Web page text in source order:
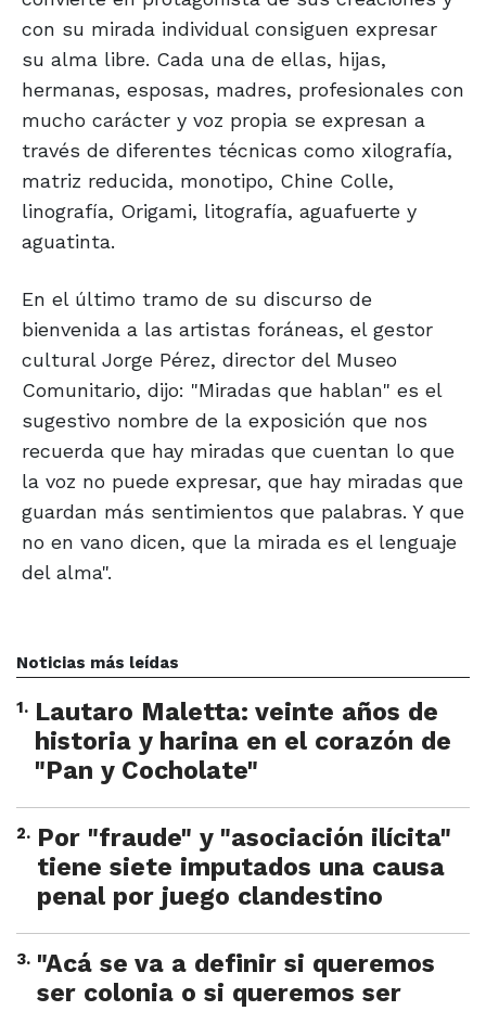
con su mirada individual consiguen expresar
su alma libre. Cada una de ellas, hijas,
hermanas, esposas, madres, profesionales con
mucho carácter y voz propia se expresan a
través de diferentes técnicas como xilografía,
matriz reducida, monotipo, Chine Colle,
linografía, Origami, litografía, aguafuerte y
aguatinta.
En el último tramo de su discurso de
bienvenida a las artistas foráneas, el gestor
cultural Jorge Pérez, director del Museo
Comunitario, dijo: "Miradas que hablan" es el
sugestivo nombre de la exposición que nos
recuerda que hay miradas que cuentan lo que
la voz no puede expresar, que hay miradas que
guardan más sentimientos que palabras. Y que
no en vano dicen, que la mirada es el lenguaje
del alma".
Noticias más leídas
1. Lautaro Maletta: veinte años de
historia y harina en el corazón de
"Pan y Cocholate"
2. Por "fraude" y "asociación ilícita"
tiene siete imputados una causa
penal por juego clandestino
3. "Acá se va a definir si queremos
ser colonia o si queremos ser